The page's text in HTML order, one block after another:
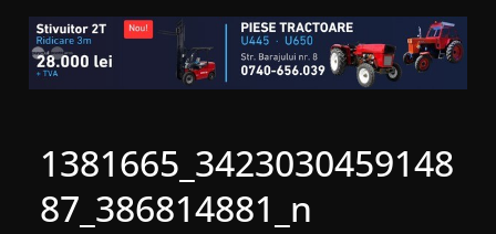
1381665_3423030459148
87_386814881_n